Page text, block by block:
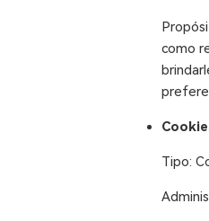
como
Tipo: